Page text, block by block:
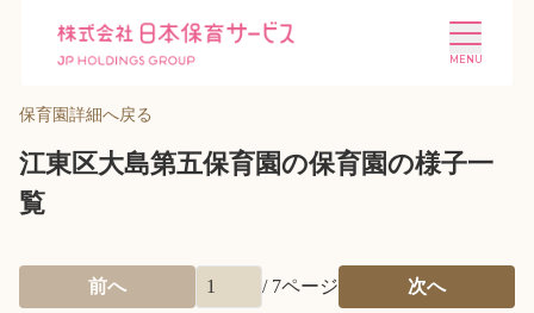
施設を探す 選ばれる理由
保育園詳細へ戻る
江東区大島第五保育園の保育園の様子一
覧
前へ / 7ページ 次へ